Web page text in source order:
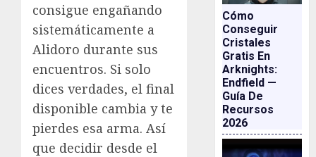
consigue engañando
sistemáticamente a
Alidoro durante sus
encuentros. Si solo
dices verdades, el final
disponible cambia y te
pierdes esa arma. Así
que decidir desde el
Cómo
Conseguir
Cristales
Gratis En
Arknights:
Endfield —
Guía De
Recursos
2026